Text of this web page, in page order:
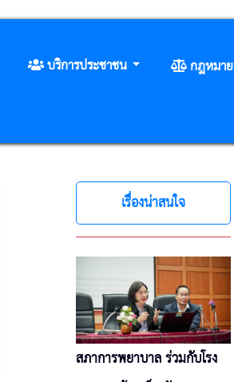
บริการประชาชน
กฎหมาย
เรื่องน่าสนใจ
สภาการพยาบาล ร่วมกับโรง